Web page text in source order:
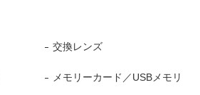
交換レンズ
メモリーカード／USBメモリ